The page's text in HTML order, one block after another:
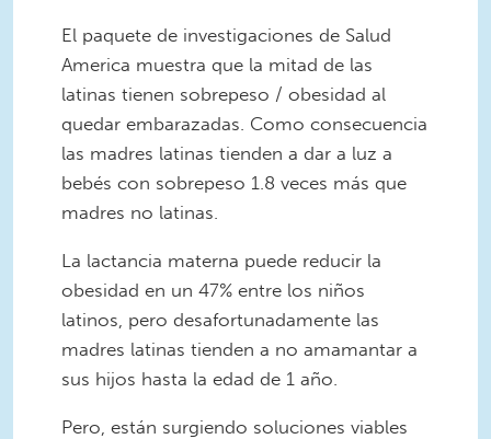
El paquete de investigaciones de Salud
America muestra que la mitad de las
latinas tienen sobrepeso / obesidad al
quedar embarazadas. Como consecuencia
las madres latinas tienden a dar a luz a
bebés con sobrepeso 1.8 veces más que
madres no latinas.
La lactancia materna puede reducir la
obesidad en un 47% entre los niños
latinos, pero desafortunadamente las
madres latinas tienden a no amamantar a
sus hijos hasta la edad de 1 año.
Pero, están surgiendo soluciones viables